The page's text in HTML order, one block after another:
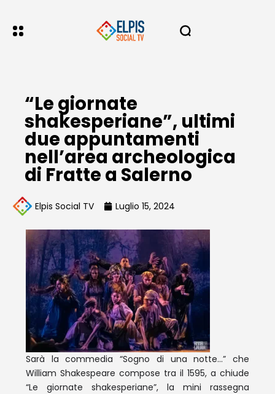
“Le giornate
shakesperiane”, ultimi
due appuntamenti
nell’area archeologica
di Fratte a Salerno
Elpis Social TV Luglio 15, 2024
Sarà la commedia “Sogno di una notte…” che
William Shakespeare compose tra il 1595, a chiude
“Le giornate shakesperiane”, la mini rassegna